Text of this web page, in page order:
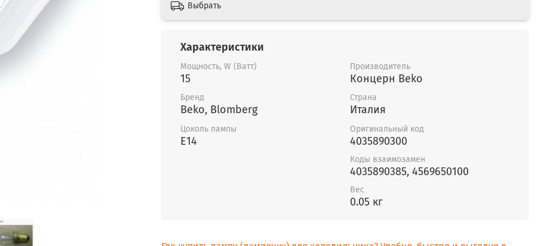
Выбрать
Характеристики
Мощность, W (Ватт)
15
Производитель
Концерн Beko
Бренд
Beko, Blomberg
Страна
Италия
Цоколь лампы
E14
Оригинальный код
4035890300
Коды взаимозамен
4035890385, 4569650100
Вес
0.05 кг